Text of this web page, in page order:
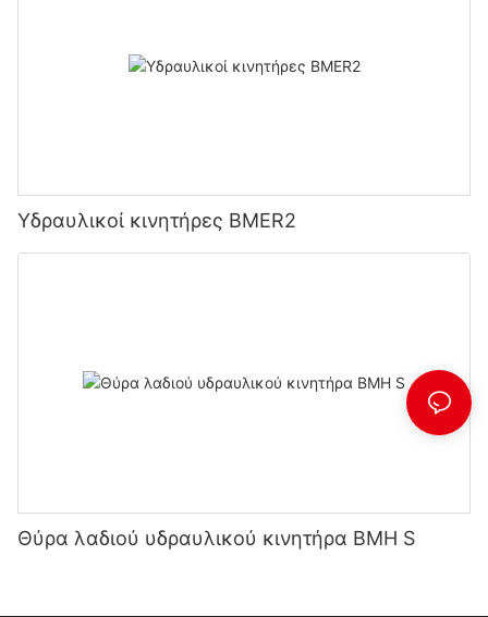
Υδραυλικοί κινητήρες BMER2
Θύρα λαδιού υδραυλικού κινητήρα BMH S